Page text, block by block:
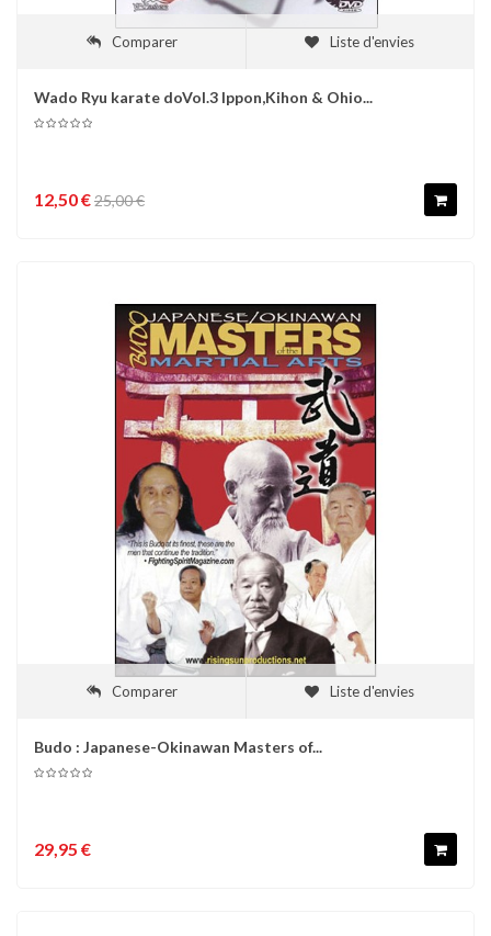
Comparer Liste d'envies
Wado Ryu karate doVol.3 Ippon,Kihon & Ohio...
12,50 €25,00 €
Comparer Liste d'envies
Budo : Japanese-Okinawan Masters of...
29,95 €